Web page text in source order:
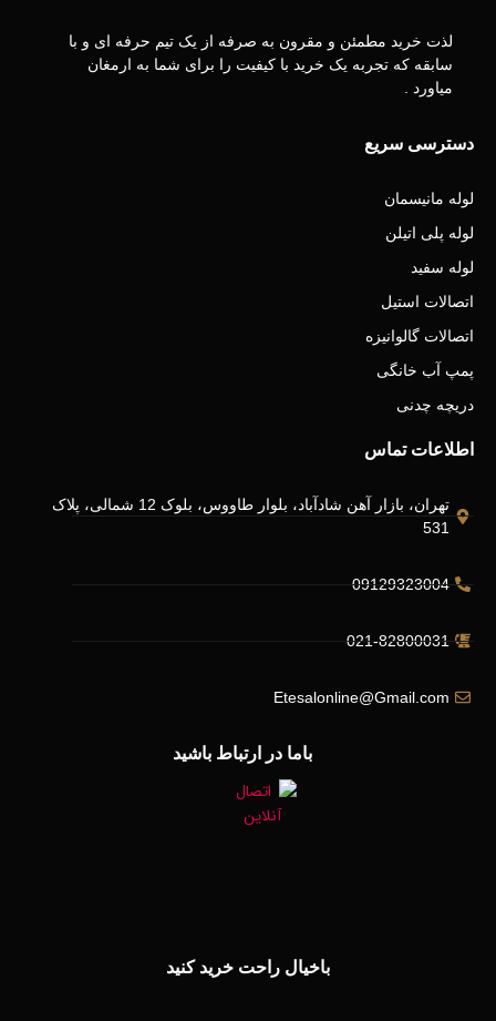
لذت خرید مطمئن و مقرون به صرفه از یک تیم حرفه ای و با
سابقه که تجربه یک خرید با کیفیت را برای شما به ارمغان
میاورد .
دسترسی سریع
لوله مانیسمان
لوله پلی اتیلن
لوله سفید
اتصالات استیل
اتصالات گالوانیزه
پمپ آب خانگی
دریچه چدنی
اطلاعات تماس
تهران، بازار آهن شادآباد، بلوار طاووس، بلوک 12 شمالی، پلاک
531
09129323004
021-82800031
Etesalonline@Gmail.com
باما در ارتباط باشید
باخیال راحت خرید کنید